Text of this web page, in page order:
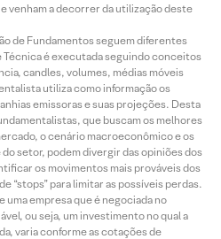
venham a decorrer da utilização deste
de Fundamentos seguem diferentes
Técnica é executada seguindo conceitos
candles, volumes, médias móveis
utiliza como informação os
emissoras e suas projeções. Desta
que buscam os melhores
o cenário macroeconômico e os
setor, podem divergir das opiniões dos
os movimentos mais prováveis dos
“stops” para limitar as possíveis perdas.
uma empresa que é negociada no
ou seja, um investimento no qual a
varia conforme as cotações de